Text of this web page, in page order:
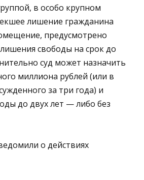
в особо крупном
лишение гражданина
предусмотрено
свободы на срок до
суд может назначить
миллиона рублей (или в
за три года) и
до двух лет — либо без
о действиях